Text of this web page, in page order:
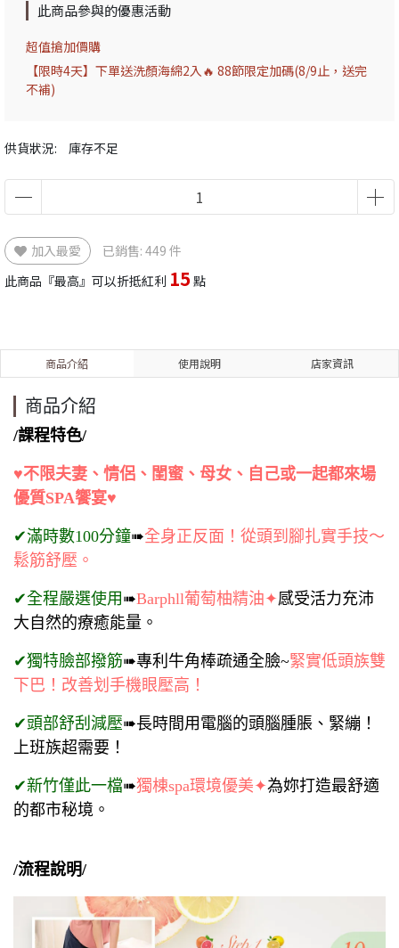
供貨狀況: 庫存不足
此商品參與的優惠活動
超值搶加價購
【限時4天】下單送洗顏海綿2入🔥 88節限定加碼(8/9止，送完
不補)
加入最愛
已銷售: 449 件
此商品『最高』可以折抵紅利 15點
商品介紹 使用說明 店家資訊
商品介紹
/課程特色/
♥不限夫妻、情侶、閨蜜、母女、自己或一起都來場
優質SPA饗宴♥
✔滿時數100分鐘➠全身正反面！從頭到腳扎實手技～
鬆筋舒壓。
✔全程嚴選使用 ➠Barphll葡萄柚精油✦感受活力充沛
大自然的療癒能量。
✔獨特臉部撥筋➠專利牛角棒疏通全臉~緊實低頭族雙
下巴！改善划手機眼壓高！
✔頭部舒刮減壓➠長時間用電腦的頭腦腫脹、緊繃！
上班族超需要！
✔新竹僅此一檔➠獨棟spa環境優美✦為妳打造最舒適
的都市秘境。
/流程說明/